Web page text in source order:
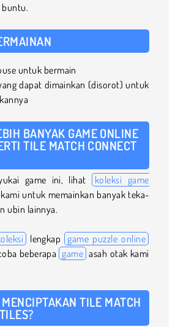
buntu.
untuk bermain
dapat dimainkan (disorot) untuk
BANYAK GAME ONLINE
TILE MATCH CONNECT
game ini, lihat
koleksi game
kami untuk memainkan banyak teka-
ubin lainnya.
lengkap game puzzle online
beberapa game asah otak kami
TILE MATCH